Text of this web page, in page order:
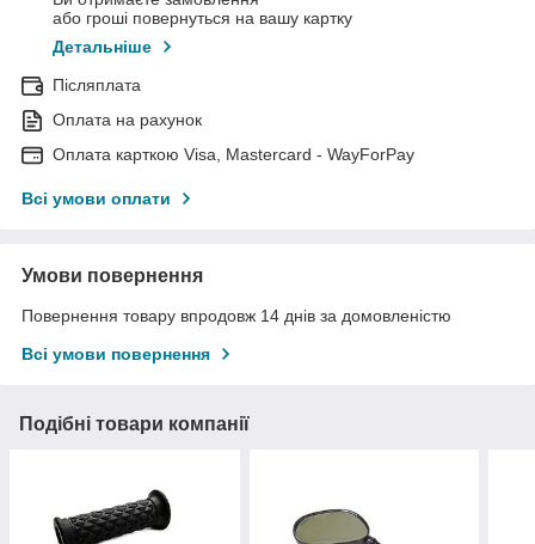
або гроші повернуться на вашу картку
Детальніше
Післяплата
Оплата на рахунок
Оплата карткою Visa, Mastercard - WayForPay
Всі умови оплати
Умови повернення
Повернення товару впродовж 14 днів за домовленістю
Всі умови повернення
Подібні товари компанії